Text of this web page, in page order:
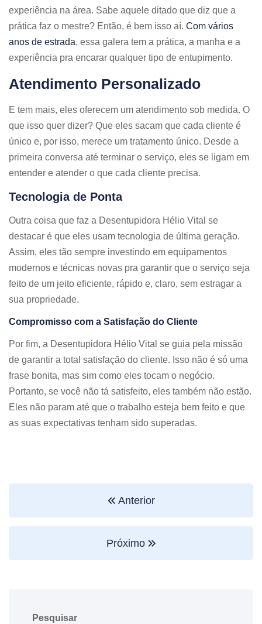
experiência na área. Sabe aquele ditado que diz que a
prática faz o mestre? Então, é bem isso aí. Com vários
anos de estrada, essa galera tem a prática, a manha e a
experiência pra encarar qualquer tipo de entupimento.
Atendimento Personalizado
E tem mais, eles oferecem um atendimento sob medida. O
que isso quer dizer? Que eles sacam que cada cliente é
único e, por isso, merece um tratamento único. Desde a
primeira conversa até terminar o serviço, eles se ligam em
entender e atender o que cada cliente precisa.
Tecnologia de Ponta
Outra coisa que faz a Desentupidora Hélio Vital se
destacar é que eles usam tecnologia de última geração.
Assim, eles tão sempre investindo em equipamentos
modernos e técnicas novas pra garantir que o serviço seja
feito de um jeito eficiente, rápido e, claro, sem estragar a
sua propriedade.
Compromisso com a Satisfação do Cliente
Por fim, a Desentupidora Hélio Vital se guia pela missão
de garantir a total satisfação do cliente. Isso não é só uma
frase bonita, mas sim como eles tocam o negócio.
Portanto, se você não tá satisfeito, eles também não estão.
Eles não param até que o trabalho esteja bem feito e que
as suas expectativas tenham sido superadas.
Anterior
Próximo
Pesquisar